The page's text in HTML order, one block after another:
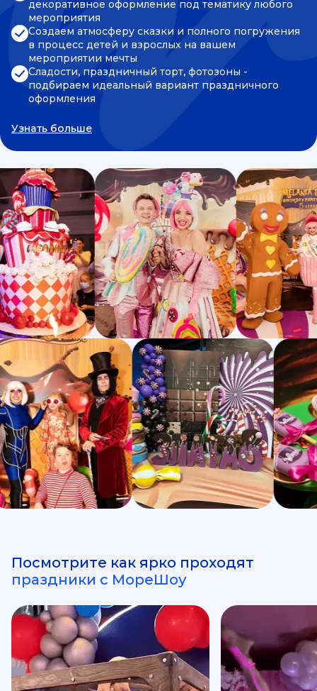
декоративное оформление под тематику любого
мероприятия
Создаем атмосферу сказки и полного погружения
в процесс детей и взрослых на вашем
мероприятии мечты
Сладости, праздничный торт, фотозоны -
подбираем идеальный вариант праздничного
оформления
Узнать больше
Посмотрите как ярко проходят
праздники с МореШоу